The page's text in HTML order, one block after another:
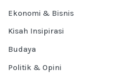
Ekonomi & Bisnis
Kisah Insipirasi
Budaya
Politik & Opini